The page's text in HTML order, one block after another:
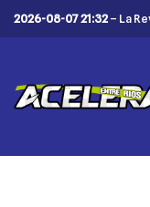
contenido
2026-08-07 21:32 – La